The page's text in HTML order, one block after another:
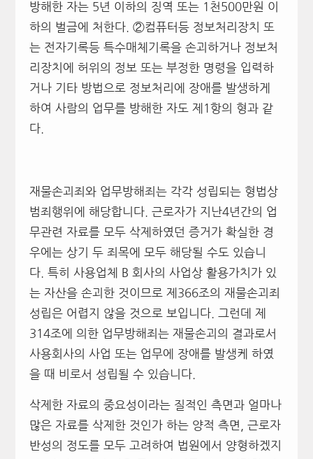
방해한 자는 5년 이하의 징역 또는 1천500만원 이
하의 벌금에 처한다. ②컴퓨터등 정보처리장치 또
는 전자기록등 특수매체기록을 손괴하거나 정보처
리장치에 허위의 정보 또는 부정한 명령을 입력하
거나 기타 방법으로 정보처리에 장애를 발생하게
하여 사람의 업무를 방해한 자도 제1항의 형과 같
다.
재물손괴죄와 업무방해죄는 각각 성립되는 형법상
범죄행위에 해당합니다. 근로자가 지난4년간의 업
무관련 자료를 모두 삭제하였던 증거가 확실한 경
우에는 상기 두 죄목에 모두 해당될 수도 있습니
다. 특히 사용업체 B 회사의 사업상 활용가치가 있
는 자산을 손괴한 것이므로 제366조의 재물손괴죄
성립은 어렵지 않을 것으로 보입니다. 그런데 제
314조에 의한 업무방해죄는 재물손괴의 결과로서
사용회사의 사업 또는 업무에 장애를 발생케 하였
을 때 비로서 성립될 수 있습니다.
삭제한 자료의 중요성이라는 질적인 측면과 얼마나
많은 자료를 삭제한 것인가 하는 양적 측면, 근로자
반성의 정도를 모두 고려하여 법원에서 양형하겠지